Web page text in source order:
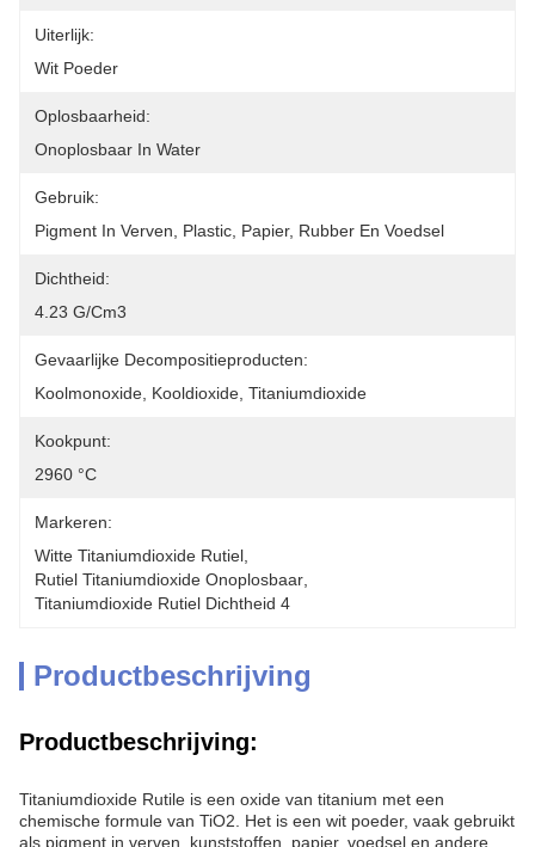
Uiterlijk:
Wit Poeder
Oplosbaarheid:
Onoplosbaar In Water
Gebruik:
Pigment In Verven, Plastic, Papier, Rubber En Voedsel
Dichtheid:
4.23 G/cm3
Gevaarlijke Decompositieproducten:
Koolmonoxide, Kooldioxide, Titaniumdioxide
Kookpunt:
2960 °C
Markeren:
Witte Titaniumdioxide Rutiel
Rutiel Titaniumdioxide Onoplosbaar
Titaniumdioxide Rutiel Dichtheid 4
Productbeschrijving
Productbeschrijving:
Titaniumdioxide Rutile is een oxide van titanium met een
chemische formule van TiO2. Het is een wit poeder, vaak gebruikt
als pigment in verven, kunststoffen, papier, voedsel en andere